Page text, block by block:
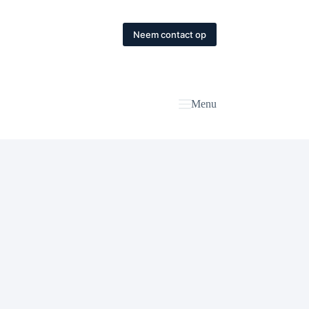
Neem contact op
Menu